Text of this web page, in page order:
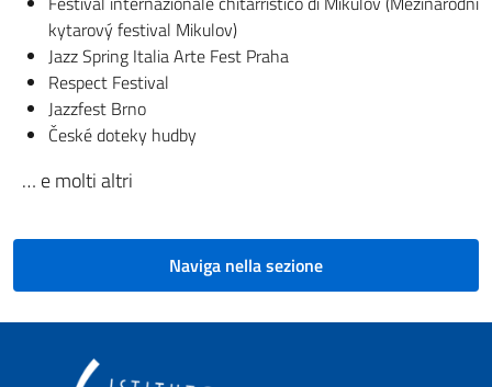
kytarový festival Mikulov)
Jazz Spring Italia Arte Fest Praha
Respect Festival
Jazzfest Brno
České doteky hudby
… e molti altri
Naviga nella sezione